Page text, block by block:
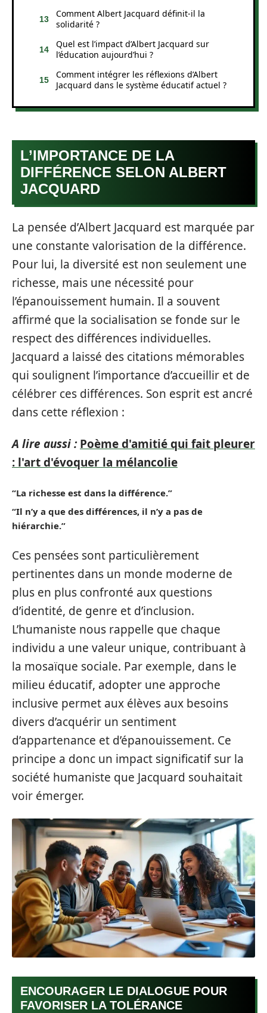
Comment Albert Jacquard définit-il la
solidarité ?
Quel est l’impact d’Albert Jacquard sur
l’éducation aujourd’hui ?
Comment intégrer les réflexions d’Albert
Jacquard dans le système éducatif actuel ?
L’IMPORTANCE DE LA
DIFFÉRENCE SELON ALBERT
JACQUARD
La pensée d’Albert Jacquard est marquée par
une constante valorisation de la différence.
Pour lui, la diversité est non seulement une
richesse, mais une nécessité pour
l’épanouissement humain. Il a souvent
affirmé que la socialisation se fonde sur le
respect des différences individuelles.
Jacquard a laissé des citations mémorables
qui soulignent l’importance d’accueillir et de
célébrer ces différences. Son esprit est ancré
dans cette réflexion :
A lire aussi : Poème d'amitié qui fait pleurer
: l'art d'évoquer la mélancolie
“La richesse est dans la différence.”
“Il n’y a que des différences, il n’y a pas de
hiérarchie.”
Ces pensées sont particulièrement
pertinentes dans un monde moderne de
plus en plus confronté aux questions
d’identité, de genre et d’inclusion.
L’humaniste nous rappelle que chaque
individu a une valeur unique, contribuant à
la mosaïque sociale. Par exemple, dans le
milieu éducatif, adopter une approche
inclusive permet aux élèves aux besoins
divers d’acquérir un sentiment
d’appartenance et d’épanouissement. Ce
principe a donc un impact significatif sur la
société humaniste que Jacquard souhaitait
voir émerger.
ENCOURAGER LE DIALOGUE POUR
FAVORISER LA TOLÉRANCE